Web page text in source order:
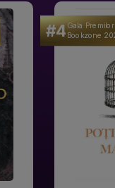
#4Gala
Bookzone